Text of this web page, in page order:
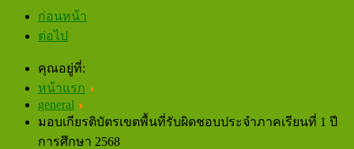
ก่อนหน้า
ต่อไป
คุณอยู่ที่:
หน้าแรก
general
มอบเกียรติบัตรเขตพื้นที่รับผิดชอบประจำภาคเรียนที่ 1 ปี
การศึกษา 2568